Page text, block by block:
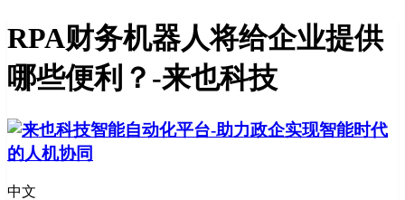
RPA财务机器人将给企业提供
哪些便利？-来也科技
中文